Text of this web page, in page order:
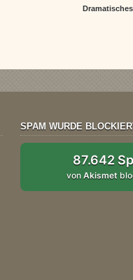
SPAM WURDE
87.642
vonAkismet